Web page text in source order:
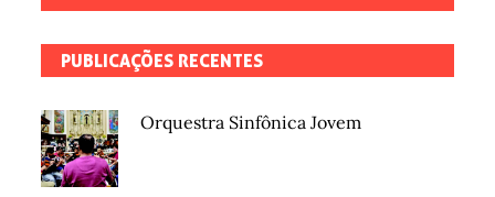
PUBLICAÇÕES RECENTES
Orquestra Sinfônica Jovem